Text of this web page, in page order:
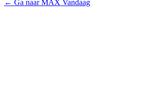
← Ga naar MAX Vandaag